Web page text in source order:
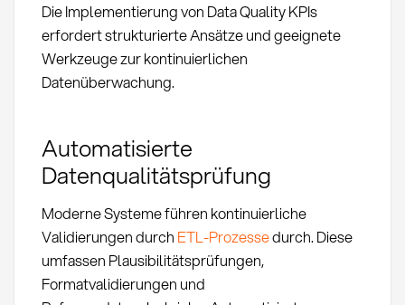
Die Implementierung von Data Quality KPIs
erfordert strukturierte Ansätze und geeignete
Werkzeuge zur kontinuierlichen
Datenüberwachung.
Automatisierte
Datenqualitätsprüfung
Moderne Systeme führen kontinuierliche
Validierungen durch ETL-Prozessedurch. Diese
umfassen Plausibilitätsprüfungen,
Formatvalidierungen und